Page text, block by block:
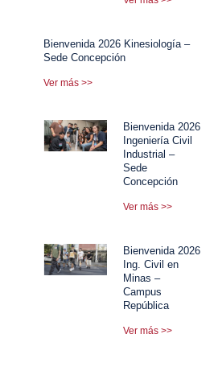
Bienvenida 2026 Kinesiología –
Sede Concepción
Ver más >>
Bienvenida 2026
Ingeniería Civil
Industrial –
Sede
Concepción
Ver más >>
Bienvenida 2026
Ing. Civil en
Minas –
Campus
República
Ver más >>